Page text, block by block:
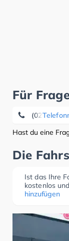
Für
(0228) 96
Hast du eine
Die
Ist das Ihre
kostenlos
hinzufügen